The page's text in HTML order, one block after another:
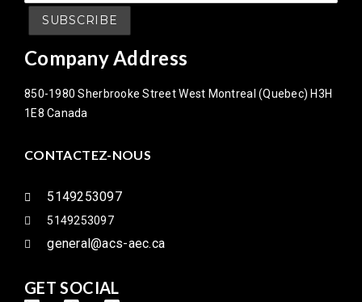
Company Address
850-1980 Sherbrooke Street West Montreal (Quebec) H3H
1E8 Canada
CONTACTEZ-NOUS
5149253097
5149253097
general@acs-aec.ca
GET SOCIAL